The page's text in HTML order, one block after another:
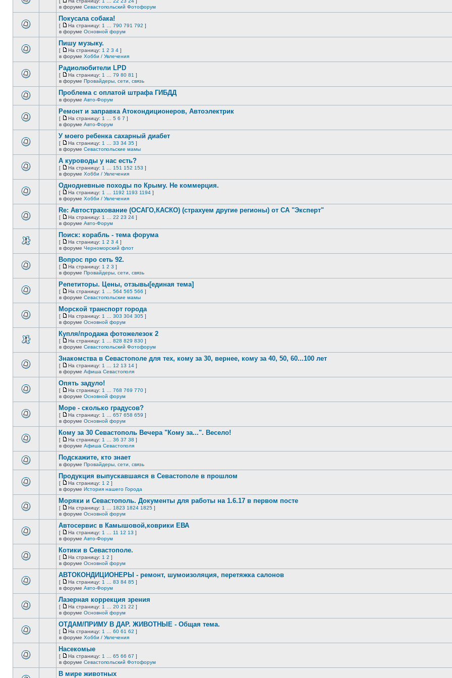
непрочитанных
сообщений.
этой
непрочитанных
сообщений.
На
страницу
в форуме Севастопольский Фотофорум
этой
непрочитанных
сообщений.
Покусала собака!
[
На
страницу
На страницу: 1 790 791 792 ]
в форуме Основной форум
этой
непрочитанных
сообщений.
Пишу музыку.
[
На
страницу
На страницу: 1 2 3 4 ]
в форуме Хобби / Увлечения
этой
непрочитанных
сообщений.
Радиолюбители LPD
[
На
страницу
На страницу: 1 79 80 81 ]
в форуме Провайдеры, сети, связь
непрочитанных
сообщений.
Проблема с оплатой штрафа ГИБДД
в форуме Авто-Форум
этой
непрочитанных
Ремонт и заправка Атокондиционеров, Автоэлектрик
[
На
страницу
На страницу: 1 5 6 7 ]
в форуме Авто-Форум
этой
непрочитанных
сообщений.
У моего ребенка сахарный диабет
[
На
страницу
На страницу: 1 33 34 35 ]
в форуме Севастопольские мамы
этой
непрочитанных
сообщений.
А куроводы у нас есть?
[
На
страницу
На страницу: 1 151 152 153 ]
в форуме Хобби / Увлечения
этой
непрочитанных
сообщений.
Однодневные походы по Крыму. Не коммерция.
[
На
страницу
На страницу: 1 1192 1193 1194 ]
в форуме Хобби / Увлечения
этой
непрочитанных
сообщений.
Re: Автострахование (ОСАГО,КАСКО) (страхуем другие регионы) от СА "Эксперт"
[
На
страницу
На страницу: 1 22 23 24 ]
в форуме Авто-Форум
этой
непрочитанных
сообщений.
Поиск: корабль - тема форума
[
На
страницу
На страницу: 1 2 3 4 ]
в форуме Черноморский флот
этой
непрочитанных
сообщений.
Вопрос про сеть 92.
[
На
страницу
На страницу: 1 2 3 ]
в форуме Провайдеры, сети, связь
этой
непрочитанных
сообщений.
Репетиторы. Цены, отзывы[единая тема]
[
На
страницу
На страницу: 1 564 565 566 ]
в форуме Севастопольские мамы
этой
непрочитанных
сообщений.
Морской транспорт города
[
На
страницу
На страницу: 1 303 304 305 ]
в форуме Основной форум
этой
непрочитанных
сообщений.
Купля/продажа фотожелезок 2
[
На
страницу
На страницу: 1 828 829 830 ]
в форуме Севастопольский Фотофорум
этой
непрочитанных
сообщений.
Знакомства в Севастополе для тех, кому за 30, вернее, кому за 40, 50, 60...100 лет
[
На
страницу
На страницу: 1 12 13 14 ]
в форуме Афиша Севастополя
этой
непрочитанных
сообщений.
Опять задуло!
[
На
страницу
На страницу: 1 768 769 770 ]
в форуме Основной форум
этой
непрочитанных
сообщений.
Море - сколько градусов?
[
На
страницу
На страницу: 1 657 658 659 ]
в форуме Основной форум
этой
непрочитанных
сообщений.
Кому за 30 Севастополь Вечера "Кому за...". Весело!
[
На
страницу
На страницу: 1 36 37 38 ]
в форуме Афиша Севастополя
непрочитанных
сообщений.
Подскажите, кто знает
в форуме Провайдеры, сети, связь
этой
непрочитанных
Продукция выпускавшаяся в Севастополе в прошлом
[
На
страницу
На страницу: 1 2 ]
в форуме История нашего Города
этой
непрочитанных
сообщений.
Моряки и Севастополь. Документы для работы на 1.6.17 в первом посте
[
На
страницу
На страницу: 1 1823 1824 1825 ]
в форуме Основной форум
этой
непрочитанных
Автосервис в Камышовой,коврики ЕВА
[
На
страницу
На страницу: 1 11 12 13 ]
в форуме Авто-Форум
этой
непрочитанных
сообщений.
Котики в Севастополе.
[
На
страницу
На страницу: 1 2 ]
в форуме Основной форум
этой
непрочитанных
сообщений.
АВТОКОНДИЦИОНЕРЫ - ремонт, шумоизоляция, перетяжка салонов
[
На
страницу
На страницу: 1 83 84 85 ]
в форуме Авто-Форум
этой
непрочитанных
сообщений.
Лазерная коррекция зрения
[
На
страницу
На страницу: 1 20 21 22 ]
в форуме Основной форум
этой
непрочитанных
сообщений.
ОТДАМ/ПРИМУ В ДАР. ЖИВОТНЫЕ - Общая тема.
[
На
страницу
На страницу: 1 60 61 62 ]
в форуме Хобби / Увлечения
этой
Насекомые
[
На
страницу
На страницу: 1 65 66 67 ]
в форуме Севастопольский Фотофорум
В мире животных